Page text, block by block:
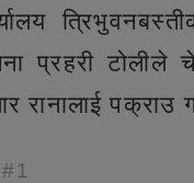
प्रहरी टोलीले
रानालाई पक्राउ